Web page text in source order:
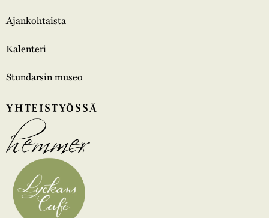
Ajankohtaista
Kalenteri
Stundarsin museo
YHTEISTYÖSSÄ